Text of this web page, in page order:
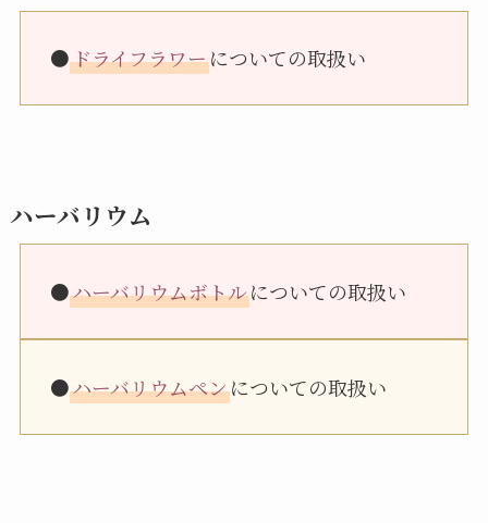
●ドライフラワーについての取扱い
ハーバリウム
●ハーバリウムボトルについての取扱い
●ハーバリウムペンについての取扱い